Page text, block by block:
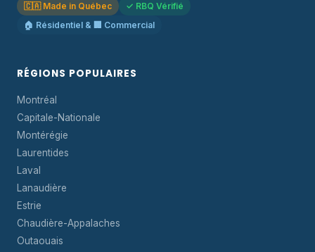
🇨🇦 Made in Québec
✓ RBQ Vérifié
🏠 Résidentiel & 🏢 Commercial
RÉGIONS POPULAIRES
Montréal
Capitale-Nationale
Montérégie
Laurentides
Laval
Lanaudière
Estrie
Chaudière-Appalaches
Outaouais